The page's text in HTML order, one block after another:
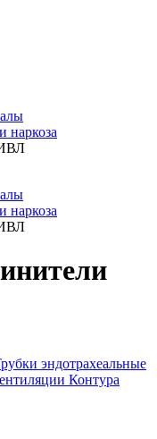
наркоза
наркоза
эндотрахеальные
Контура